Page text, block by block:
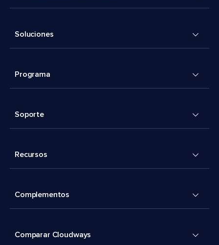
Soluciones
Programa
Soporte
Recursos
Complementos
Comparar Cloudways